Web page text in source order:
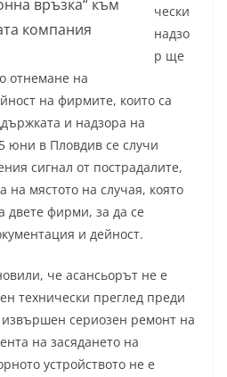
връзка“ към
компания
чески
надзо
р ще
отнемане на
на фирмите, които са
и надзора на
юни в Пловдив се случи
сигнал от пострадалите,
на мястото на случая, която
двете фирми, за да се
и дейност.
че асансьорът не е
технически преглед преди
извършен сериозен ремонт на
на засядането на
устройството не е